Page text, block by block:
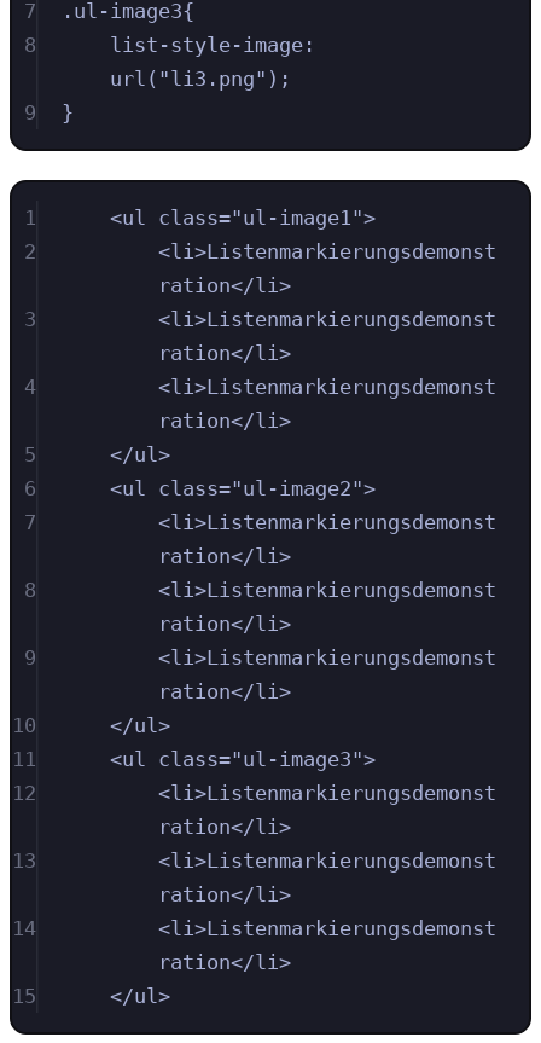
7
. ul-image3{
8
list-style-image :
url ( "li3.png" ) ;
9
}
1 <ul class="ul-image1">
2
<li>Listenmarkierungsdemonst
ration</li>
3
<li>Listenmarkierungsdemonst
ration</li>
4
<li>Listenmarkierungsdemonst
ration</li>
5
</ul>
6
<ul class="ul-image2">
7
<li>Listenmarkierungsdemonst
ration</li>
8
<li>Listenmarkierungsdemonst
ration</li>
9
<li>Listenmarkierungsdemonst
ration</li>
10
</ul>
11
<ul class="ul-image3">
12
<li>Listenmarkierungsdemonst
ration</li>
13
<li>Listenmarkierungsdemonst
ration</li>
14
<li>Listenmarkierungsdemonst
ration</li>
15
</ul>